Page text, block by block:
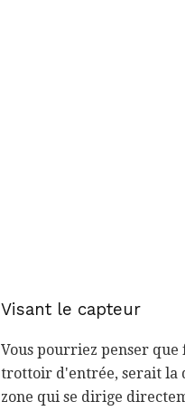
Visant le capteur
Vous pourriez penser
trottoir d'entrée, serait la
zone qui se dirige